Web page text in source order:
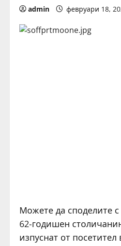
admin февруари 18,
Можете да споделите
62-годишен
изпуснат от